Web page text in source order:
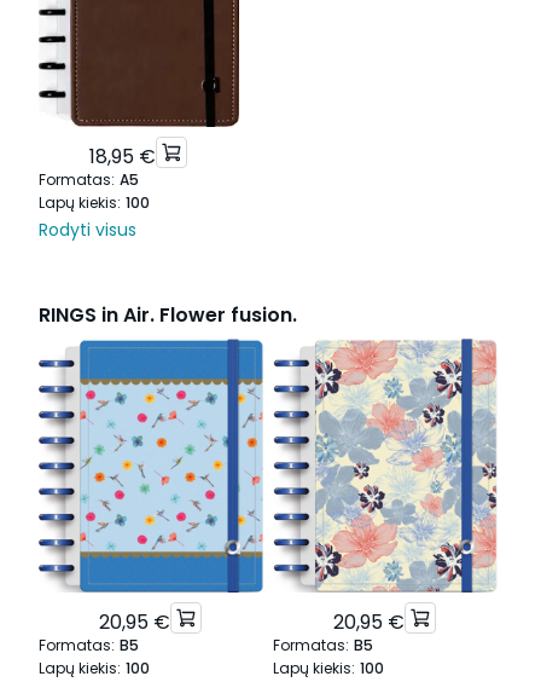
18,95 €
Formatas: A5
Lapų kiekis: 100
Rodyti visus
RINGS in Air. Flower fusion.
20,95 €
Formatas: B5
Lapų kiekis: 100
20,95 €
Formatas: B5
Lapų kiekis: 100